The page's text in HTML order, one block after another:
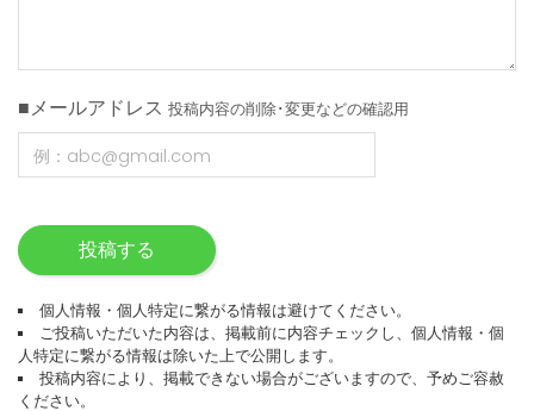
■メールアドレス 投稿内容の削除･変更などの確認用
投稿する
個人情報・個人特定に繋がる情報は避けてください。
ご投稿いただいた内容は、掲載前に内容チェックし、個人情報・個
人特定に繋がる情報は除いた上で公開します。
投稿内容により、掲載できない場合がございますので、予めご容赦
ください。